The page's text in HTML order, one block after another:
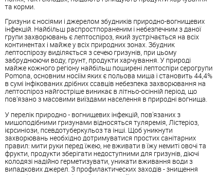
та корми.
Гризуни є носіями і джерелом збудників природно-вогнищевих
інфекцій. Найбільш распростпораненим і небезпечним з даної
групи захворювань є лептоспіроз, який зустрічається на всіх
континентах і майже у всіх природних зонах. Збудник
лептоспірозу виділяється з сечею гризунів, при цьому
забруднюючи воду, грунт, продукти харчування. У природі
майже кожного регіону найбільш поширені лептоспіри серогрупи
Pomona, основним носіїм яких є польова миша і становить 44,4%
в сумі інфікованих дрібних ссавців небезпека захворювання на
лептоспіроз найгостріше виникає в літньо-осінній період, що
пов'язано з масовими виїздами населення в природні вогнища.
У перелік природно - вогнищевих інфекцій, пов'язаних з
мишоподібними гризунами відносяться туляремія, Лістеріоз,
ієрсиніози, псевдотуберкульоз та інші. Щоб уникнути
захворювань необхідно дотримуватися простих санітарних
правил: мити руки перед їжею, не вживати в їжу немиті овочі та
фрукти, продукти зберігати недоступними для гризунів, діючі
колодязі надійно герметизувати, уникати вживання води з
випадкових джерел. З профилактических заходів - знищення